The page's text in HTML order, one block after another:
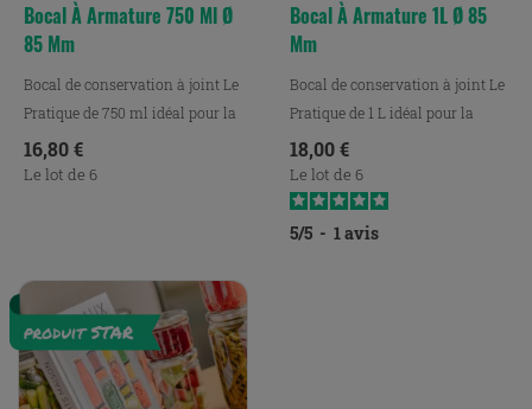
Bocal À Armature 750 Ml Ø
85 Mm
Bocal de conservation à joint Le
Pratique de 750 ml idéal pour la
conservation,...
Prix
16,80 €
Le lot de 6
Bocal À Armature 1L Ø 85
Mm
Bocal de conservation à joint Le
Pratique de 1 L idéal pour la
conservation, le...
Prix
18,00 €
Le lot de 6
5/5 - 1avis